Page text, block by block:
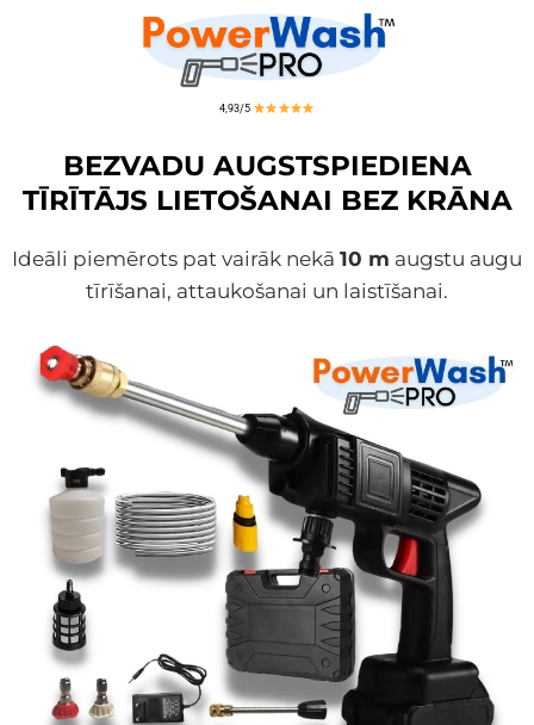
4,93/5
BEZVADU AUGSTSPIEDIENA
TĪRĪTĀJS LIETOŠANAI BEZ KRĀNA
Ideāli piemērots pat vairāk nekā 10 m augstu augu
tīrīšanai, attaukošanai un laistīšanai.